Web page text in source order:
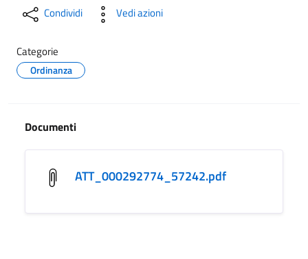
Condividi Vedi azioni
Categorie
Ordinanza
Documenti
ATT_000292774_57242.pdf